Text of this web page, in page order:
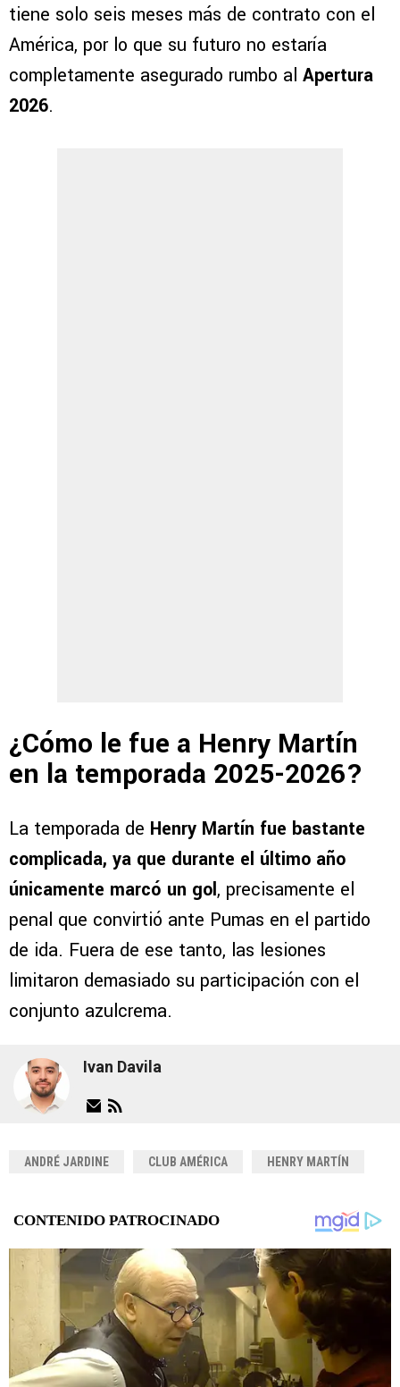
tiene solo seis meses más de contrato con el
América, por lo que su futuro no estaría
completamente asegurado rumbo al Apertura
2026.
¿Cómo le fue a Henry Martín
en la temporada 2025-2026?
La temporada de Henry Martín fue bastante
complicada, ya que durante el último año
únicamente marcó un gol, precisamente el
penal que convirtió ante Pumas en el partido
de ida. Fuera de ese tanto, las lesiones
limitaron demasiado su participación con el
conjunto azulcrema.
Ivan Davila
ANDRÉ JARDINE CLUB AMÉRICA HENRY MARTÍN